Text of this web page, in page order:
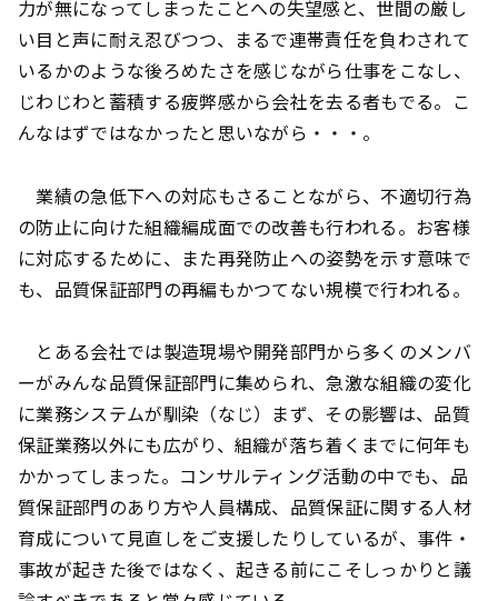
力が無になってしまったことへの失望感と、世間の厳し
い目と声に耐え忍びつつ、まるで連帯責任を負わされて
いるかのような後ろめたさを感じながら仕事をこなし、
じわじわと蓄積する疲弊感から会社を去る者もでる。こ
んなはずではなかったと思いながら・・・。
業績の急低下への対応もさることながら、不適切行為
の防止に向けた組織編成面での改善も行われる。お客様
に対応するために、また再発防止への姿勢を示す意味で
も、品質保証部門の再編もかつてない規模で行われる。
とある会社では製造現場や開発部門から多くのメンバ
ーがみんな品質保証部門に集められ、急激な組織の変化
に業務システムが馴染（なじ）まず、その影響は、品質
保証業務以外にも広がり、組織が落ち着くまでに何年も
かかってしまった。コンサルティング活動の中でも、品
質保証部門のあり方や人員構成、品質保証に関する人材
育成について見直しをご支援したりしているが、事件・
事故が起きた後ではなく、起きる前にこそしっかりと議